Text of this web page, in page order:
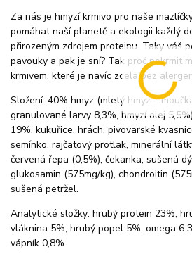
Za nás je hmyzí krmivo pro naše
pomáhat naší planetě a ekologii každý
přirozeným zdrojem proteinu. Taky váš
pavouky a pak je sní? Tak proč nekrmit
krmivem, které je navíc zcela bez
Složení: 40% hmyz (mletý hmyz –
granulované larvy 8,3%, hmyzí olej
19%, kukuřice, hrách, pivovarské
semínko, rajčatový protlak, minerální
červená řepa (0,5%), čekanka, sušená
glukosamin (575mg/kg), chondroitin
sušená petržel.
Analytické složky: hrubý protein 23%,
vláknina 5%, hrubý popel 5%, omega 6
vápník 0,8%.